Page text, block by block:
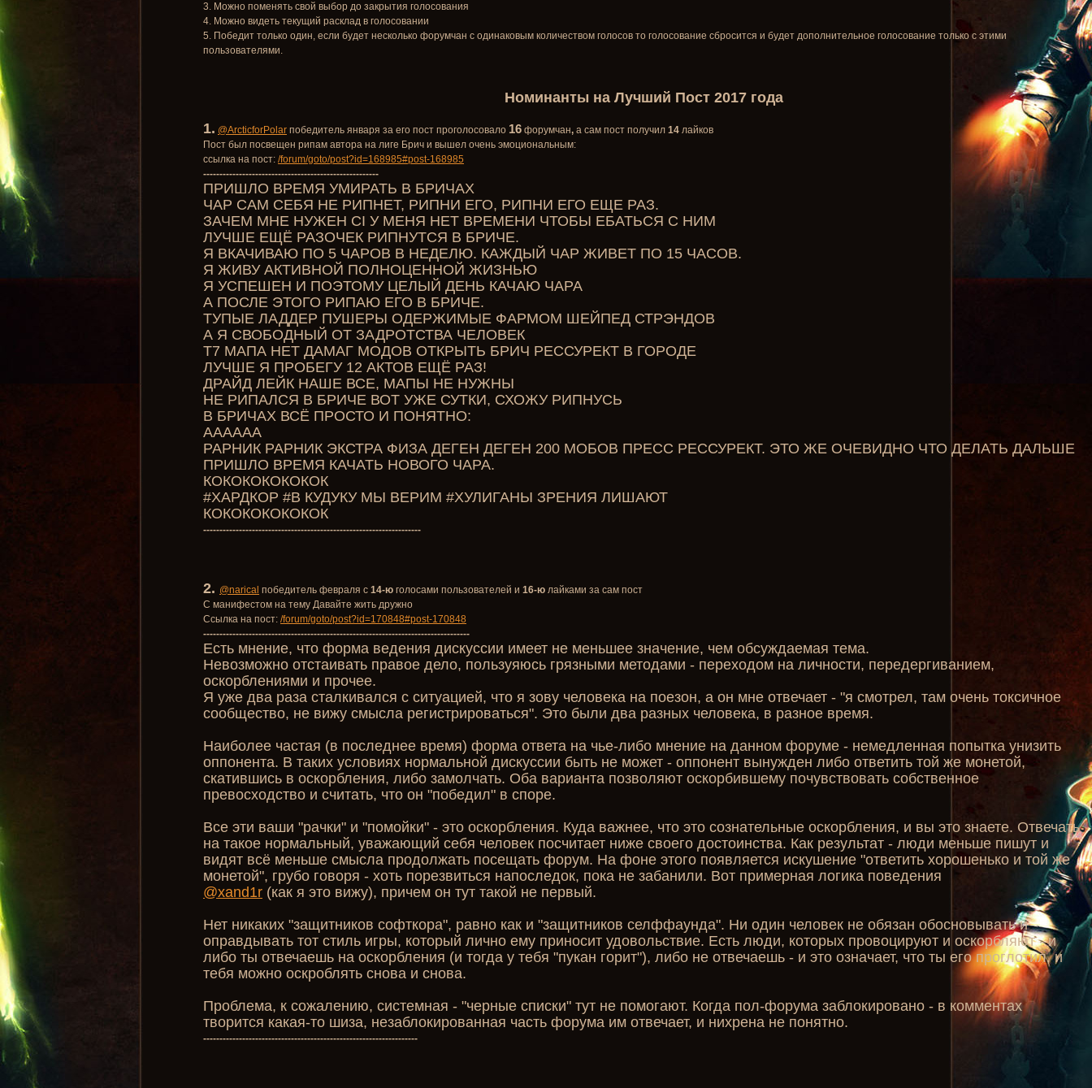
3. Можно поменять свой выбор до закрытия голосования
4. Можно видеть текущий расклад в голосовании
5. Победит только один, если будет несколько форумчан с одинаковым количеством голосов то голосование сбросится и будет дополнительное голосование только с этими
пользователями.
Номинанты на Лучший Пост 2017 года
1. @ArcticforPolar победитель января за его пост проголосовало 16 форумчан, а сам пост получил 14 лайков
Пост был посвещен рипам автора на лиге Брич и вышел очень эмоциональным:
ссылка на пост: /forum/goto/post?id=168985#post-168985
------------------------------------------------------
ПРИШЛО ВРЕМЯ УМИРАТЬ В БРИЧАХ
ЧАР САМ СЕБЯ НЕ РИПНЕТ, РИПНИ ЕГО, РИПНИ ЕГО ЕЩЕ РАЗ.
ЗАЧЕМ МНЕ НУЖЕН CI У МЕНЯ НЕТ ВРЕМЕНИ ЧТОБЫ ЕБАТЬСЯ С НИМ
ЛУЧШЕ ЕЩЁ РАЗОЧЕК РИПНУТСЯ В БРИЧЕ.
Я ВКАЧИВАЮ ПО 5 ЧАРОВ В НЕДЕЛЮ. КАЖДЫЙ ЧАР ЖИВЕТ ПО 15 ЧАСОВ.
Я ЖИВУ АКТИВНОЙ ПОЛНОЦЕННОЙ ЖИЗНЬЮ
Я УСПЕШЕН И ПОЭТОМУ ЦЕЛЫЙ ДЕНЬ КАЧАЮ ЧАРА
А ПОСЛЕ ЭТОГО РИПАЮ ЕГО В БРИЧЕ.
ТУПЫЕ ЛАДДЕР ПУШЕРЫ ОДЕРЖИМЫЕ ФАРМОМ ШЕЙПЕД СТРЭНДОВ
А Я СВОБОДНЫЙ ОТ ЗАДРОТСТВА ЧЕЛОВЕК
Т7 МАПА НЕТ ДАМАГ МОДОВ ОТКРЫТЬ БРИЧ РЕССУРЕКТ В ГОРОДЕ
ЛУЧШЕ Я ПРОБЕГУ 12 АКТОВ ЕЩЁ РАЗ!
ДРАЙД ЛЕЙК НАШЕ ВСЕ, МАПЫ НЕ НУЖНЫ
НЕ РИПАЛСЯ В БРИЧЕ ВОТ УЖЕ СУТКИ, СХОЖУ РИПНУСЬ
В БРИЧАХ ВСЁ ПРОСТО И ПОНЯТНО:
АААААА
РАРНИК РАРНИК ЭКСТРА ФИЗА ДЕГЕН ДЕГЕН 200 МОБОВ ПРЕСС РЕССУРЕКТ. ЭТО ЖЕ ОЧЕВИДНО ЧТО ДЕЛАТЬ ДАЛЬШЕ
ПРИШЛО ВРЕМЯ КАЧАТЬ НОВОГО ЧАРА.
КОКОКОКОКОКОК
#ХАРДКОР #В КУДУКУ МЫ ВЕРИМ #ХУЛИГАНЫ ЗРЕНИЯ ЛИШАЮТ
КОКОКОКОКОКОК
-------------------------------------------------------------------
2. @narical победитель февраля с 14-ю голосами пользователей и 16-ю лайками за сам пост
С манифестом на тему Давайте жить дружно
Ссылка на пост: /forum/goto/post?id=170848#post-170848
----------------------------------------------------------------------------------
Есть мнение, что форма ведения дискуссии имеет не меньшее значение, чем обсуждаемая тема.
Невозможно отстаивать правое дело, пользуяюсь грязными методами - переходом на личности, передергиванием,
оскорблениями и прочее.
Я уже два раза сталкивался с ситуацией, что я зову человека на поезон, а он мне отвечает - "я смотрел, там очень токсичное
сообщество, не вижу смысла регистрироваться". Это были два разных человека, в разное время.
Наиболее частая (в последнее время) форма ответа на чье-либо мнение на данном форуме - немедленная попытка унизить
оппонента. В таких условиях нормальной дискуссии быть не может - оппонент вынужден либо ответить той же монетой,
скатившись в оскорбления, либо замолчать. Оба варианта позволяют оскорбившему почувствовать собственное
превосходство и считать, что он "победил" в споре.
Все эти ваши "рачки" и "помойки" - это оскорбления. Куда важнее, что это сознательные оскорбления, и вы это знаете. Отвечать
на такое нормальный, уважающий себя человек посчитает ниже своего достоинства. Как результат - люди меньше пишут и
видят всё меньше смысла продолжать посещать форум. На фоне этого появляется искушение "ответить хорошенько и той же
монетой", грубо говоря - хоть порезвиться напоследок, пока не забанили. Вот примерная логика поведения
@xand1r (как я это вижу), причем он тут такой не первый.
Нет никаких "защитников софткора", равно как и "защитников селффаунда". Ни один человек не обязан обосновывать и
оправдывать тот стиль игры, который лично ему приносит удовольствие. Есть люди, которых провоцируют и оскорбляют - и
либо ты отвечаешь на оскорбления (и тогда у тебя "пукан горит"), либо не отвечаешь - и это означает, что ты его проглотил, и
тебя можно оскроблять снова и снова.
Проблема, к сожалению, системная - "черные списки" тут не помогают. Когда пол-форума заблокировано - в комментах
творится какая-то шиза, незаблокированная часть форума им отвечает, и нихрена не понятно.
------------------------------------------------------------------